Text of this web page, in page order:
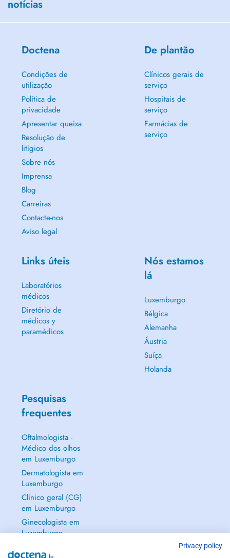
notícias
Doctena
Condições de
utilização
Política de
privacidade
Apresentar queixa
Resolução de
litígios
Sobre nós
Imprensa
Blog
Carreiras
Contacte-nos
Aviso legal
De plantão
Clínicos gerais de
serviço
Hospitais de
serviço
Farmácias de
serviço
Links úteis
Laboratórios
médicos
Diretório de
médicos y
paramédicos
Nós estamos
lá
Luxemburgo
Bélgica
Alemanha
Áustria
Suíça
Holanda
Pesquisas
frequentes
Oftalmologista -
Médico dos olhos
em Luxemburgo
Dermatologista em
Luxemburgo
Clínico geral (CG)
em Luxemburgo
Ginecologista em
Luxemburgo
Privacy policy